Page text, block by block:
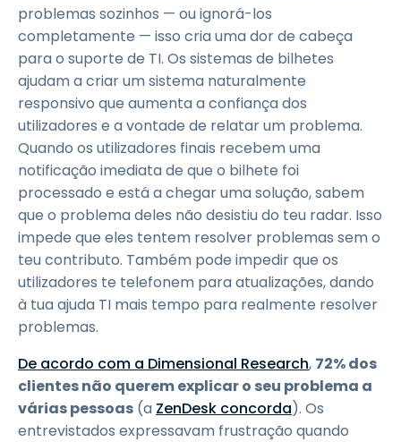
problemas sozinhos — ou ignorá-los
completamente — isso cria uma dor de cabeça
para o suporte de TI. Os sistemas de bilhetes
ajudam a criar um sistema naturalmente
responsivo que aumenta a confiança dos
utilizadores e a vontade de relatar um problema.
Quando os utilizadores finais recebem uma
notificação imediata de que o bilhete foi
processado e está a chegar uma solução, sabem
que o problema deles não desistiu do teu radar. Isso
impede que eles tentem resolver problemas sem o
teu contributo. Também pode impedir que os
utilizadores te telefonem para atualizações, dando
à tua ajuda TI mais tempo para realmente resolver
problemas.
De acordo com a Dimensional Research, 72% dos
clientes não querem explicar o seu problema a
várias pessoas (a ZenDesk concorda). Os
entrevistados expressavam frustração quando